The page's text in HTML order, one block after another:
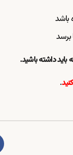
باشد
داشته باشید.
.